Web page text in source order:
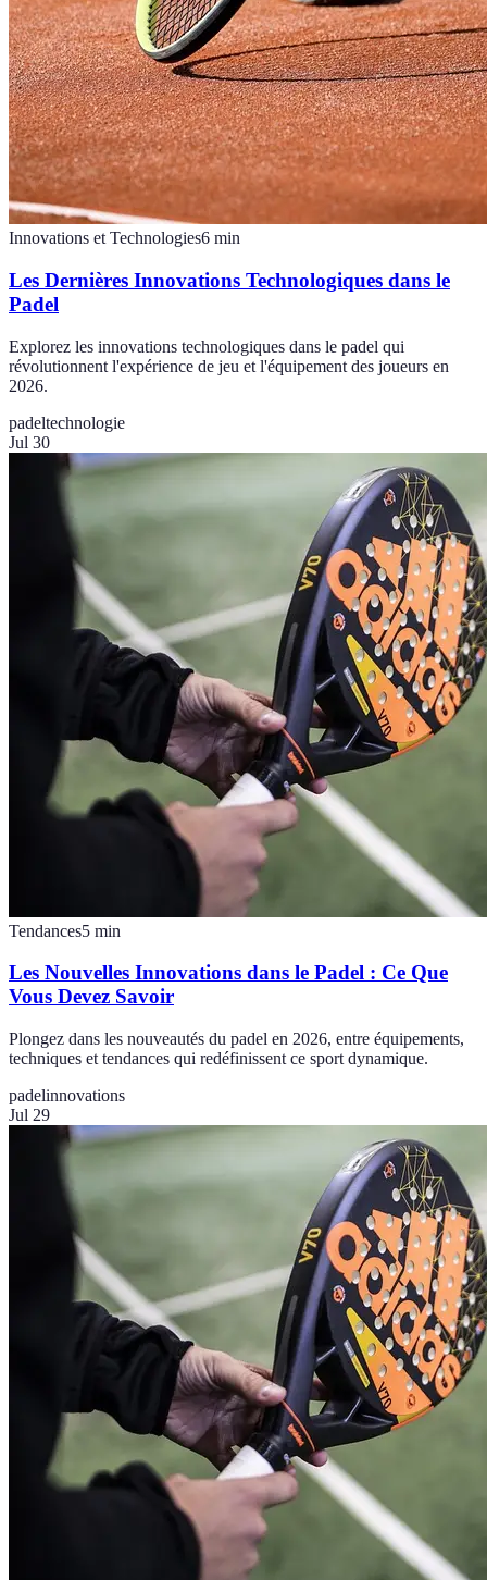
Innovations et Technologies6 min
Les Dernières Innovations Technologiques dans le
Padel
Explorez les innovations technologiques dans le padel qui
révolutionnent l'expérience de jeu et l'équipement des joueurs en
2026.
padeltechnologie
Jul 30
Tendances5 min
Les Nouvelles Innovations dans le Padel : Ce Que
Vous Devez Savoir
Plongez dans les nouveautés du padel en 2026, entre équipements,
techniques et tendances qui redéfinissent ce sport dynamique.
padelinnovations
Jul 29